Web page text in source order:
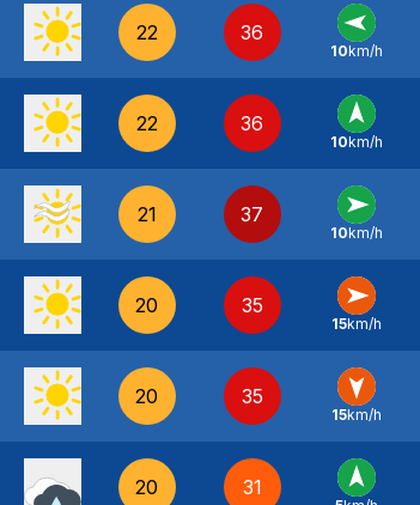
22 36
E -
10km/h
22 36
S -
10km/h
21 37
O -
10km/h
20 35
O -
15km/h
20 35
N -
15km/h
20 31